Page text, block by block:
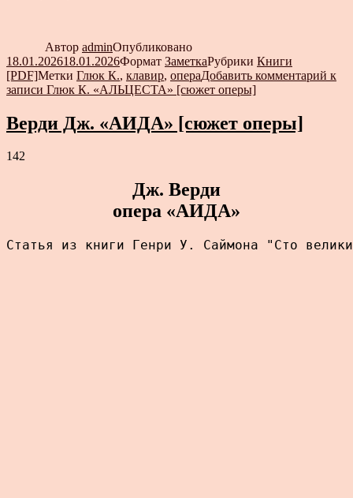
Автор adminОпубликовано
18.01.202618.01.2026Формат ЗаметкаРубрики Книги
[PDF]Метки Глюк К., клавир, операДобавить комментарий к
записи Глюк К. «АЛЬЦЕСТА» [сюжет оперы]
Верди Дж. «АИДА» [сюжет оперы]
142
Дж. Верди
опера «АИДА»
Статья из книги Генри У. Саймона "Сто